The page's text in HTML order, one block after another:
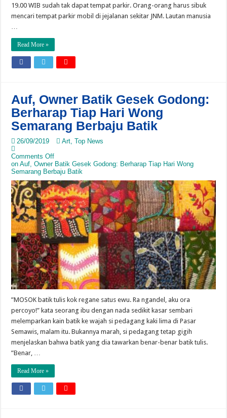
19.00 WIB sudah tak dapat tempat parkir. Orang-orang harus sibuk
mencari tempat parkir mobil di jejalanan sekitar JNM. Lautan manusia
…
Read More »
Auf, Owner Batik Gesek Godong:
Berharap Tiap Hari Wong
Semarang Berbaju Batik
26/09/2019 Art,Top News
Comments Off
on Auf, Owner Batik Gesek Godong: Berharap Tiap Hari Wong
Semarang Berbaju Batik
”MOSOK batik tulis kok regane satus ewu. Ra ngandel, aku ora
percoyo!” kata seorang ibu dengan nada sedikit kasar sembari
melemparkan kain batik ke wajah si pedagang kaki lima di Pasar
Semawis, malam itu. Bukannya marah, si pedagang tetap gigih
menjelaskan bahwa batik yang dia tawarkan benar-benar batik tulis.
”Benar, …
Read More »